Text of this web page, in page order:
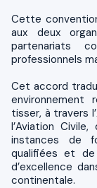
Cette
aux deux
partenariats
professionnels
Cet accord
environnement
tisser, à travers
l’Aviation
instances de
qualifiées et
d’excellence
continentale.